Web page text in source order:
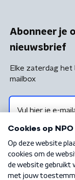
Abonneer je
nieuwsbrief
Elke zaterdag het
mailbox
Algemene